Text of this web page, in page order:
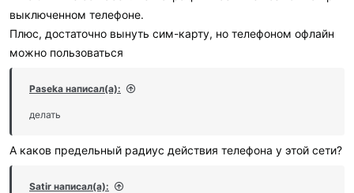
выключенном телефоне.
Плюс, достаточно вынуть сим-карту, но телефоном офлайн
можно пользоваться
Paseka написал(а):
делать
А каков предельный радиус действия телефона у этой сети?
Satir написал(а):